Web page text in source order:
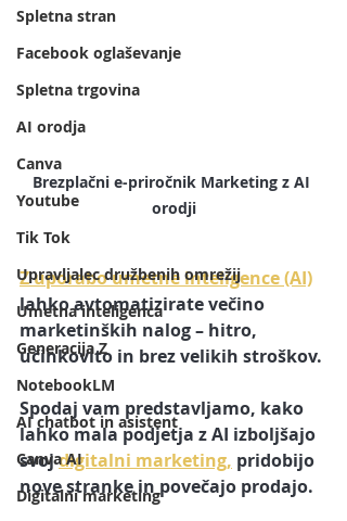
Spletna stran
Facebook oglaševanje
Spletna trgovina
AI orodja
Canva
Youtube
Tik Tok
Upravljalec družbenih omrežij
Umetna inteligenca
Generacija Z
NotebookLM
AI chatbot in asistent
Canva AI
Digitalni marketing
Brezplačni e-priročnik Marketing z AI
orodji
Z uporabo umetne inteligence (AI)
lahko avtomatizirate večino
marketinških nalog – hitro,
učinkovito in brez velikih stroškov.
Spodaj vam predstavljamo, kako
lahko mala podjetja z AI izboljšajo
svoj digitalni marketing, pridobijo
nove stranke in povečajo prodajo.